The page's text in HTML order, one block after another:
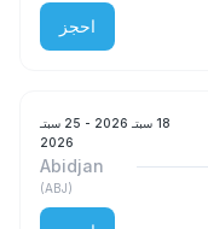
احجز
18 سبتـ 2026
- 25 سبتـ
2026
Abidjan
(
ABJ
)